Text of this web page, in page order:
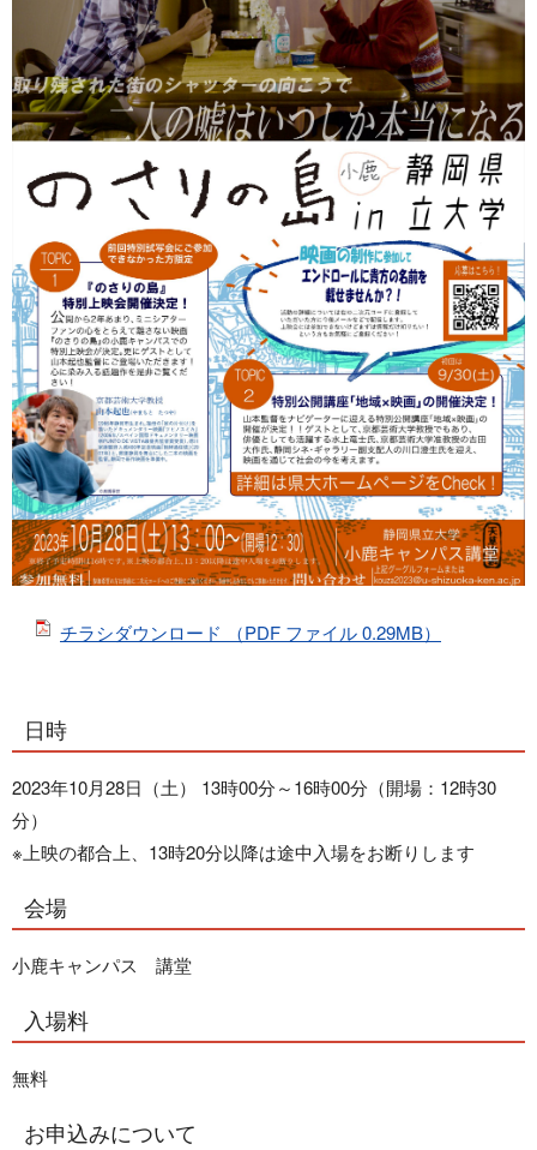
チラシダウンロード （PDF ファイル 0.29MB）
日時
2023年10月28日（土） 13時00分～16時00分（開場：12時30
分）
※上映の都合上、13時20分以降は途中入場をお断りします
会場
小鹿キャンパス 講堂
入場料
無料
お申込みについて